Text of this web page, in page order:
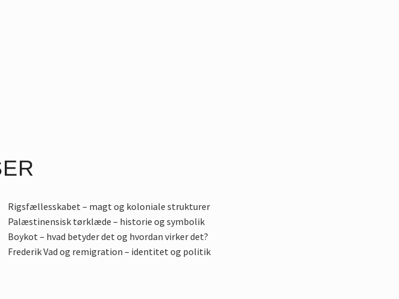
Rigsfællesskabet – magt og koloniale strukturer
Palæstinensisk tørklæde – historie og symbolik
Boykot – hvad betyder det og hvordan virker det?
Frederik Vad og remigration – identitet og politik